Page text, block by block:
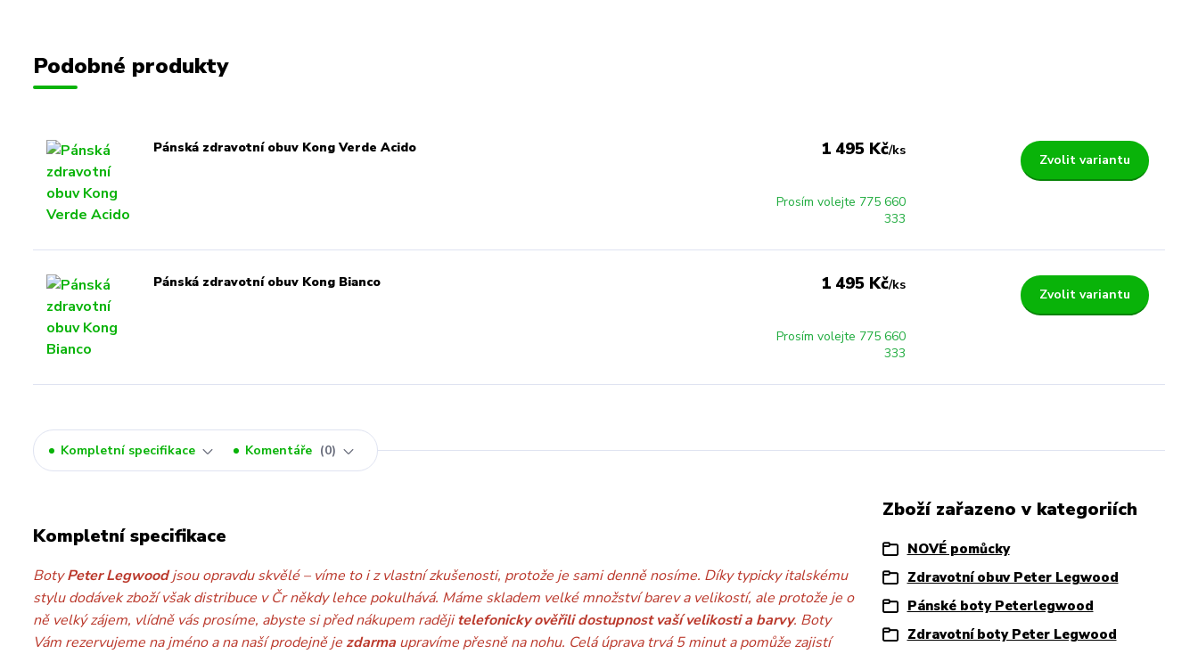
Podobné produkty
Pánská zdravotní obuv Kong Verde Acido 1 495 Kč/ks
Prosím volejte 775 660
333
Zvolit variantu
Pánská zdravotní obuv Kong Bianco 1 495 Kč/ks
Prosím volejte 775 660
333
Zvolit variantu
Kompletní specifikace Komentáře 0
Kompletní specifikace
BotyPeter Legwoodjsou opravdu skvělé – víme to i z vlastní zkušenosti, protože je sami denně nosíme. Díky typicky italskému
stylu dodávek zboží však distribuce v Čr někdy lehce pokulhává. Máme skladem velké množství barev a velikostí, ale protože je o
ně velký zájem, vlídně vás prosíme, abyste si před nákupem radějitelefonicky ověřili dostupnost vaší velikosti a barvy. Boty
Vám rezervujeme na jméno a na naší prodejně je zdarma upravíme přesně na nohu. Celá úprava trvá 5 minut a pomůže zajistí
Zboží zařazeno v kategoriích
NOVÉ pomůcky
Zdravotní obuv Peter Legwood
Pánské boty Peterlegwood
Zdravotní boty Peter Legwood